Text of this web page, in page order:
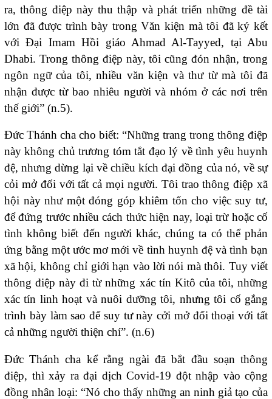
ra, thông điệp này thu thập và phát triển những đề tài
lớn đã được trình bày trong Văn kiện mà tôi đã ký kết
với Đại Imam Hồi giáo Ahmad Al-Tayyed, tại Abu
Dhabi. Trong thông điệp này, tôi cũng đón nhận, trong
ngôn ngữ của tôi, nhiều văn kiện và thư từ mà tôi đã
nhận được từ bao nhiêu người và nhóm ở các nơi trên
thế giới” (n.5).
Đức Thánh cha cho biết: “Những trang trong thông điệp
này không chủ trương tóm tắt đạo lý về tình yêu huynh
đệ, nhưng dừng lại về chiều kích đại đồng của nó, về sự
cỏi mở đối với tất cả mọi người. Tôi trao thông điệp xã
hội này như một đóng góp khiêm tốn cho việc suy tư,
để đứng trước nhiều cách thức hiện nay, loại trừ hoặc cố
tình không biết đến người khác, chúng ta có thể phản
ứng bằng một ước mơ mới về tình huynh đệ và tình bạn
xã hội, không chỉ giới hạn vào lời nói mà thôi. Tuy viết
thông điệp này đi từ những xác tín Kitô của tôi, những
xác tín linh hoạt và nuôi dưỡng tôi, nhưng tôi cố gắng
trình bày làm sao để suy tư này cởi mở đối thoại với tất
cả những người thiện chí”. (n.6)
Đức Thánh cha kể rằng ngài đã bắt đầu soạn thông
điệp, thì xảy ra đại dịch Covid-19 đột nhập vào cộng
đồng nhân loại: “Nó cho thấy những an ninh giả tạo của